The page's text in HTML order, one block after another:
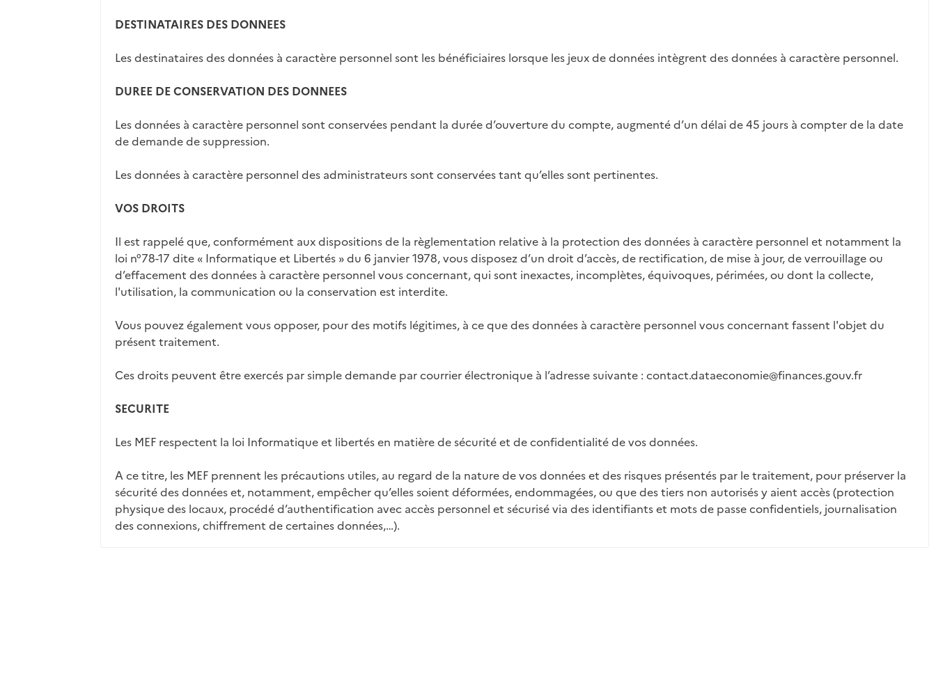
DESTINATAIRES DES DONNEES
Les destinataires des données à caractère personnel sont les bénéficiaires lorsque les jeux de données intègrent des données à caractère personnel.
DUREE DE CONSERVATION DES DONNEES
Les données à caractère personnel sont conservées pendant la durée d’ouverture du compte, augmenté d’un délai de 45 jours à compter de la date
de demande de suppression.
Les données à caractère personnel des administrateurs sont conservées tant qu’elles sont pertinentes.
VOS DROITS
Il est rappelé que, conformément aux dispositions de la règlementation relative à la protection des données à caractère personnel et notamment la
loi n°78-17 dite « Informatique et Libertés » du 6 janvier 1978, vous disposez d’un droit d’accès, de rectification, de mise à jour, de verrouillage ou
d’effacement des données à caractère personnel vous concernant, qui sont inexactes, incomplètes, équivoques, périmées, ou dont la collecte,
l'utilisation, la communication ou la conservation est interdite.
Vous pouvez également vous opposer, pour des motifs légitimes, à ce que des données à caractère personnel vous concernant fassent l'objet du
présent traitement.
Ces droits peuvent être exercés par simple demande par courrier électronique à l’adresse suivante : contact.dataeconomie@finances.gouv.fr
SECURITE
Les MEF respectent la loi Informatique et libertés en matière de sécurité et de confidentialité de vos données.
A ce titre, les MEF prennent les précautions utiles, au regard de la nature de vos données et des risques présentés par le traitement, pour préserver la
sécurité des données et, notamment, empêcher qu’elles soient déformées, endommagées, ou que des tiers non autorisés y aient accès (protection
physique des locaux, procédé d’authentification avec accès personnel et sécurisé via des identifiants et mots de passe confidentiels, journalisation
des connexions, chiffrement de certaines données,…).